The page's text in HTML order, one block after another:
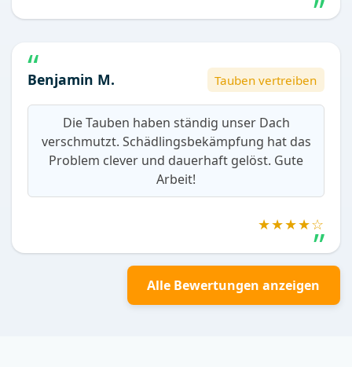
Benjamin M. Tauben vertreiben
Die Tauben haben ständig unser Dach
verschmutzt. Schädlingsbekämpfung hat das
Problem clever und dauerhaft gelöst. Gute
Arbeit!
★★★★☆
Alle Bewertungen anzeigen